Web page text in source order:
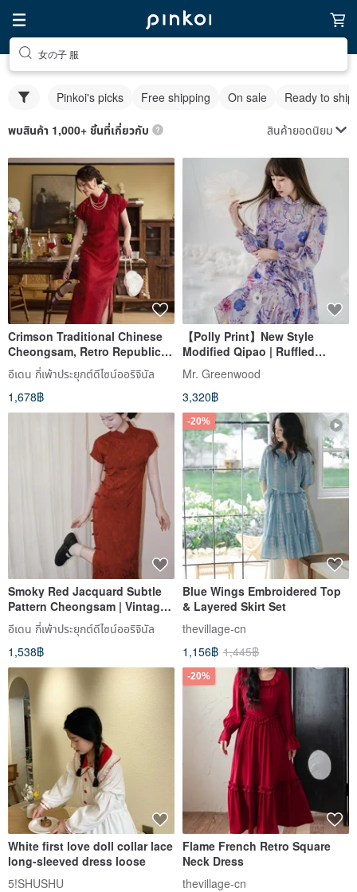
女の子 服
Pinkoi's picks Free shipping On sale Ready to ship
พบสินค้า 1,000+ ชิ้นที่เกี่ยวกับ สินค้ายอดนิยม
Crimson Traditional Chinese
Cheongsam, Retro Republic
of China Style Full Placket
Short-Sleeved Dress, Modern
Chinese Style Bridal Wedding
Attire
อีเดน กี่เพ้าประยุกต์ดีไซน์ออริจินัล
1,678฿
【Polly Print】New Style
Modified Qipao | Ruffled
Hemline | Sweet Doll Dress |
Royal Purple
Mr. Greenwood
3,320฿
Smoky Red Jacquard Subtle
Pattern Cheongsam | Vintage
Republican Full-Placket Dress
| New Chinese Style Bridal
Wedding Gown
อีเดน กี่เพ้าประยุกต์ดีไซน์ออริจินัล
1,538฿
-20%
Blue Wings Embroidered Top
& Layered Skirt Set
thevillage-cn
1,156฿ 1,445฿
White first love doll collar lace
long-sleeved dress loose
5!SHUSHU
-20%
Flame French Retro Square
Neck Dress
thevillage-cn